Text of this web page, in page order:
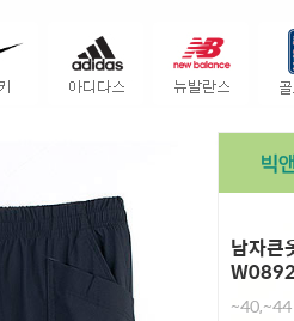
남자큰
~40,~44